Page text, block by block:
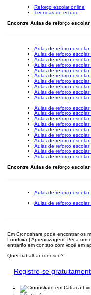
Reforço escolar online
Técnicas de estudo
Encontre Aulas de reforço
Aulas de reforço escolar
Aulas de reforço escolar
Aulas de reforço escolar
Aulas de reforço
Aulas de reforço escolar
Aulas de reforço escolar
Aulas de reforço escolar
Aulas de reforço escolar
Aulas de reforço escolar
Aulas de reforço escolar
Aulas de reforço escolar
Aulas de reforço escolar
Aulas de reforço escolar
Aulas de reforço escolar
Aulas de reforço escolar
Aulas de reforço escolar
Aulas de reforço escolar
Aulas de reforço escolar
Aulas de reforço escolar
Aulas de reforço escolar
Encontre Aulas de reforço
Aulas de reforço escolar
Aulas de reforço escolar
Em Cronoshare pode encontrar os
Londrina | Aprendizagem. Peça um
entrarão em contato com você em
Quer trabalhar conosco?
Registre-se